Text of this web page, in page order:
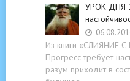
УРОК ДНЯ
Из книги «СЛИЯНИЕ
Прогресс требует
разум приходит в